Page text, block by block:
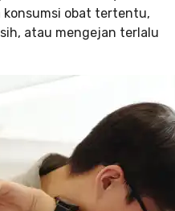
konsumsi obat tertentu,
atau mengejan terlalu